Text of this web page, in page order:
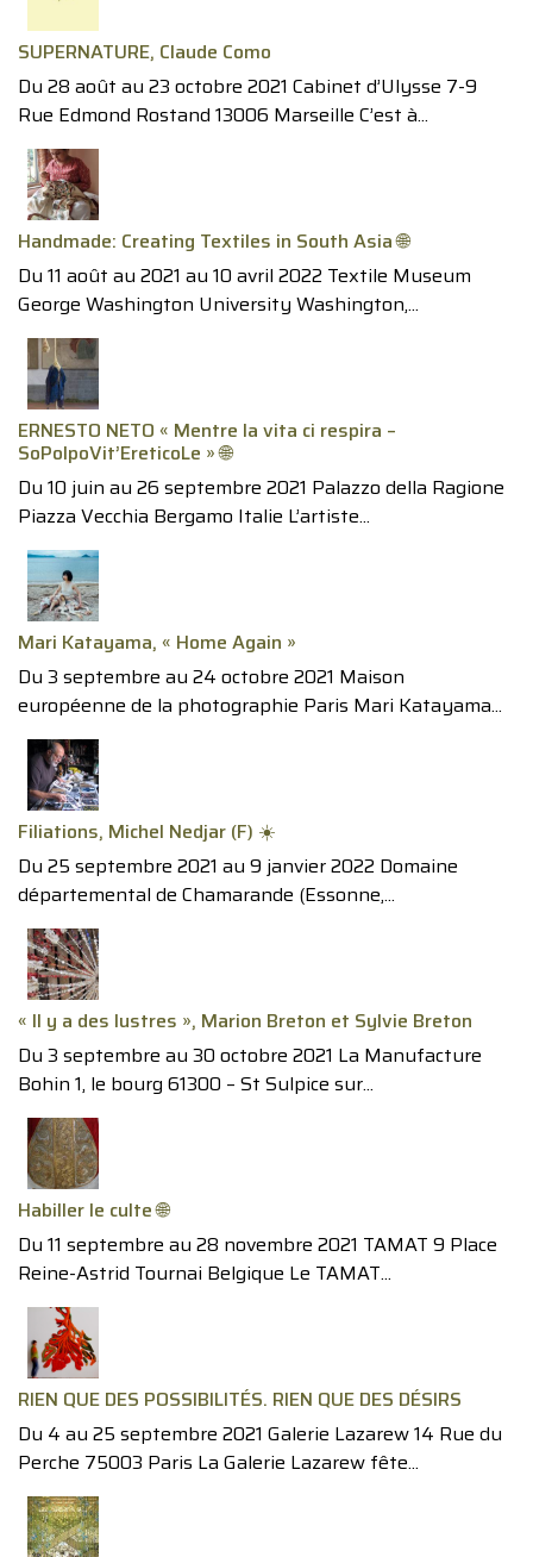
SUPERNATURE, Claude Como
Du 28 août au 23 octobre 2021 Cabinet d’Ulysse 7-9
Rue Edmond Rostand 13006 Marseille C’est à...
Handmade: Creating Textiles in South Asia 🌐
Du 11 août au 2021 au 10 avril 2022 Textile Museum
George Washington University Washington,...
ERNESTO NETO « Mentre la vita ci respira –
SoPolpoVit’EreticoLe » 🌐
Du 10 juin au 26 septembre 2021 Palazzo della Ragione
Piazza Vecchia Bergamo Italie L’artiste...
Mari Katayama, « Home Again »
Du 3 septembre au 24 octobre 2021 Maison
européenne de la photographie Paris Mari Katayama...
Filiations, Michel Nedjar (F) ☀️
Du 25 septembre 2021 au 9 janvier 2022 Domaine
départemental de Chamarande (Essonne,...
« Il y a des lustres », Marion Breton et Sylvie Breton
Du 3 septembre au 30 octobre 2021 La Manufacture
Bohin 1, le bourg 61300 – St Sulpice sur...
Habiller le culte 🌐
Du 11 septembre au 28 novembre 2021 TAMAT 9 Place
Reine-Astrid Tournai Belgique Le TAMAT...
RIEN QUE DES POSSIBILITÉS. RIEN QUE DES DÉSIRS
Du 4 au 25 septembre 2021 Galerie Lazarew 14 Rue du
Perche 75003 Paris La Galerie Lazarew fête...